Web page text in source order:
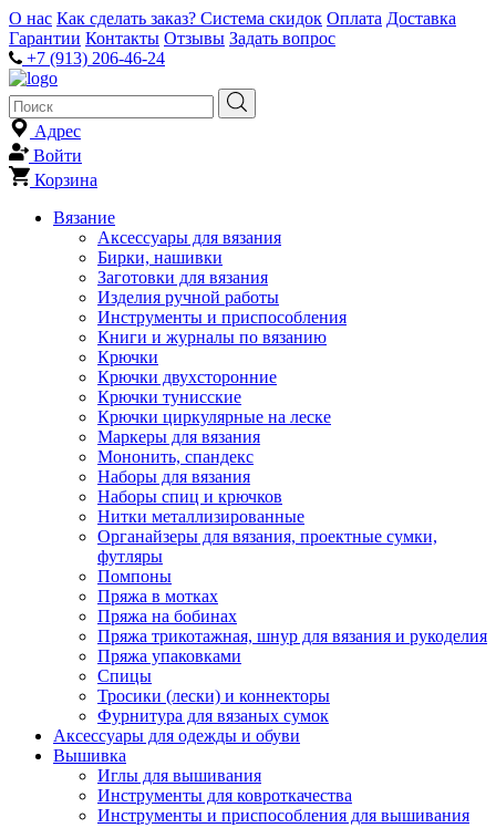
О нас Как сделать заказ? Система скидок Оплата Доставка
Гарантии Контакты Отзывы Задать вопрос
+7 (913) 206-46-24
Адрес
Войти
Корзина
Вязание
Аксессуары для вязания
Бирки, нашивки
Заготовки для вязания
Изделия ручной работы
Инструменты и приспособления
Книги и журналы по вязанию
Крючки
Крючки двухсторонние
Крючки тунисские
Крючки циркулярные на леске
Маркеры для вязания
Мононить, спандекс
Наборы для вязания
Наборы спиц и крючков
Нитки металлизированные
Органайзеры для вязания, проектные сумки,
футляры
Помпоны
Пряжа в мотках
Пряжа на бобинах
Пряжа трикотажная, шнур для вязания и рукоделия
Пряжа упаковками
Спицы
Тросики (лески) и коннекторы
Фурнитура для вязаных сумок
Аксессуары для одежды и обуви
Вышивка
Иглы для вышивания
Инструменты для ковроткачества
Инструменты и приспособления для вышивания